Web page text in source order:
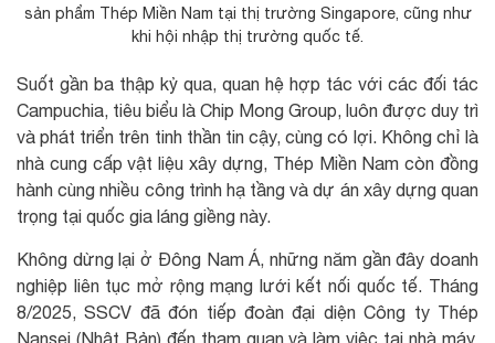
sản phẩm Thép Miền Nam tại thị trường Singapore, cũng như
khi hội nhập thị trường quốc tế.
Suốt gần ba thập kỷ qua, quan hệ hợp tác với các đối tác
Campuchia, tiêu biểu là Chip Mong Group, luôn được duy trì
và phát triển trên tinh thần tin cậy, cùng có lợi. Không chỉ là
nhà cung cấp vật liệu xây dựng, Thép Miền Nam còn đồng
hành cùng nhiều công trình hạ tầng và dự án xây dựng quan
trọng tại quốc gia láng giềng này.
Không dừng lại ở Đông Nam Á, những năm gần đây doanh
nghiệp liên tục mở rộng mạng lưới kết nối quốc tế. Tháng
8/2025, SSCV đã đón tiếp đoàn đại diện Công ty Thép
Nansei (Nhật Bản) đến tham quan và làm việc tại nhà máy.